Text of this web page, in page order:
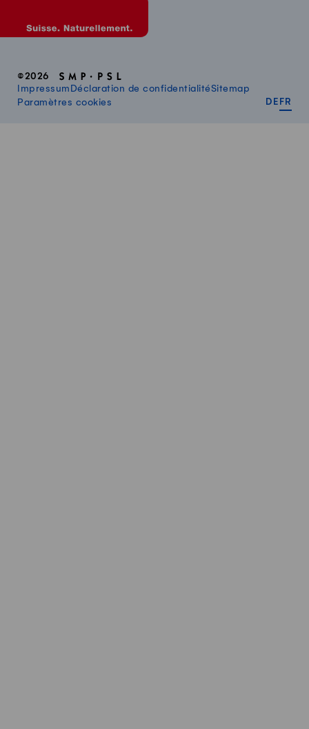
©2026
Impressum Déclaration de confidentialitéSitemap
Paramètres cookies
DE FR